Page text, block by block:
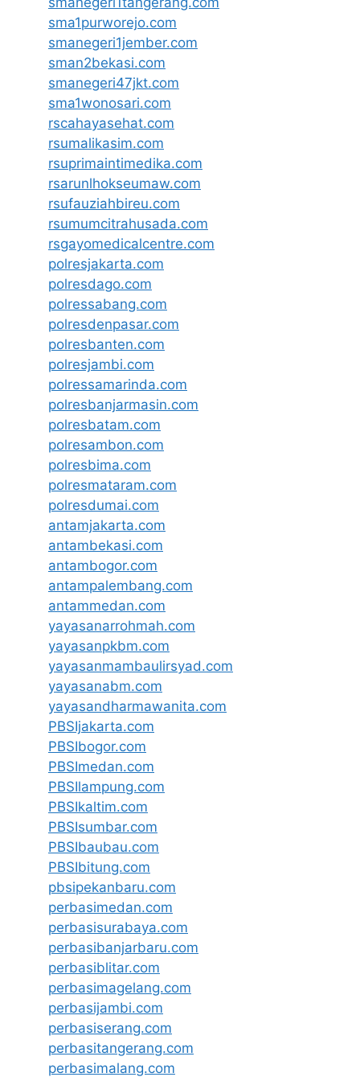
sma1purworejo.com
smanegeri1jember.com
sman2bekasi.com
smanegeri47jkt.com
sma1wonosari.com
rscahayasehat.com
rsumalikasim.com
rsuprimaintimedika.com
rsarunlhokseumaw.com
rsufauziahbireu.com
rsumumcitrahusada.com
rsgayomedicalcentre.com
polresjakarta.com
polresdago.com
polressabang.com
polresdenpasar.com
polresbanten.com
polresjambi.com
polressamarinda.com
polresbanjarmasin.com
polresbatam.com
polresambon.com
polresbima.com
polresmataram.com
polresdumai.com
antamjakarta.com
antambekasi.com
antambogor.com
antampalembang.com
antammedan.com
yayasanarrohmah.com
yayasanpkbm.com
yayasanmambaulirsyad.com
yayasanabm.com
yayasandharmawanita.com
PBSIjakarta.com
PBSIbogor.com
PBSImedan.com
PBSIlampung.com
PBSIkaltim.com
PBSIsumbar.com
PBSIbaubau.com
PBSIbitung.com
pbsipekanbaru.com
perbasimedan.com
perbasisurabaya.com
perbasibanjarbaru.com
perbasiblitar.com
perbasimagelang.com
perbasijambi.com
perbasiserang.com
perbasitangerang.com
perbasimalang.com